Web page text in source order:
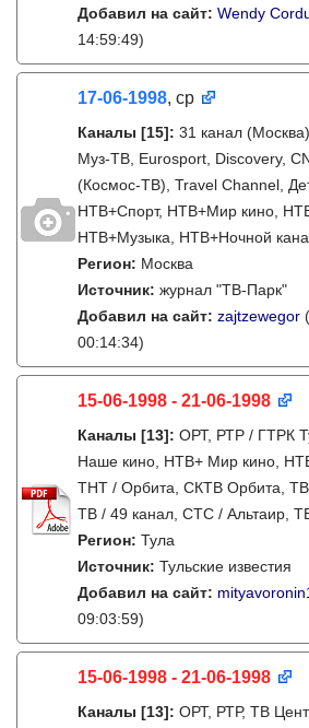
Добавил на сайт: Wendy
14:59:49)
17-06-1998, ср
Каналы [15]: 31 канал
Муз-ТВ, Eurosport, Discovery,
(Космос-ТВ), Travel Channel,
НТВ+Спорт, НТВ+Мир кино,
НТВ+Музыка, НТВ+Ночной
Регион: Москва
Источник: журнал "ТВ-Парк"
Добавил на сайт: zajtzewegor
00:14:34)
15-06-1998 - 21-06-1998
Каналы [13]: ОРТ, РТР / ГТРК
Наше кино, НТВ+ Мир кино,
ТНТ / Орбита, СКТВ Орбита,
ТВ / 49 канал, СТС / Альтаир,
Регион: Тула
Источник: Тульские известия
Добавил на сайт:
09:03:59)
15-06-1998 - 21-06-1998
Каналы [13]: ОРТ, РТР, ТВ